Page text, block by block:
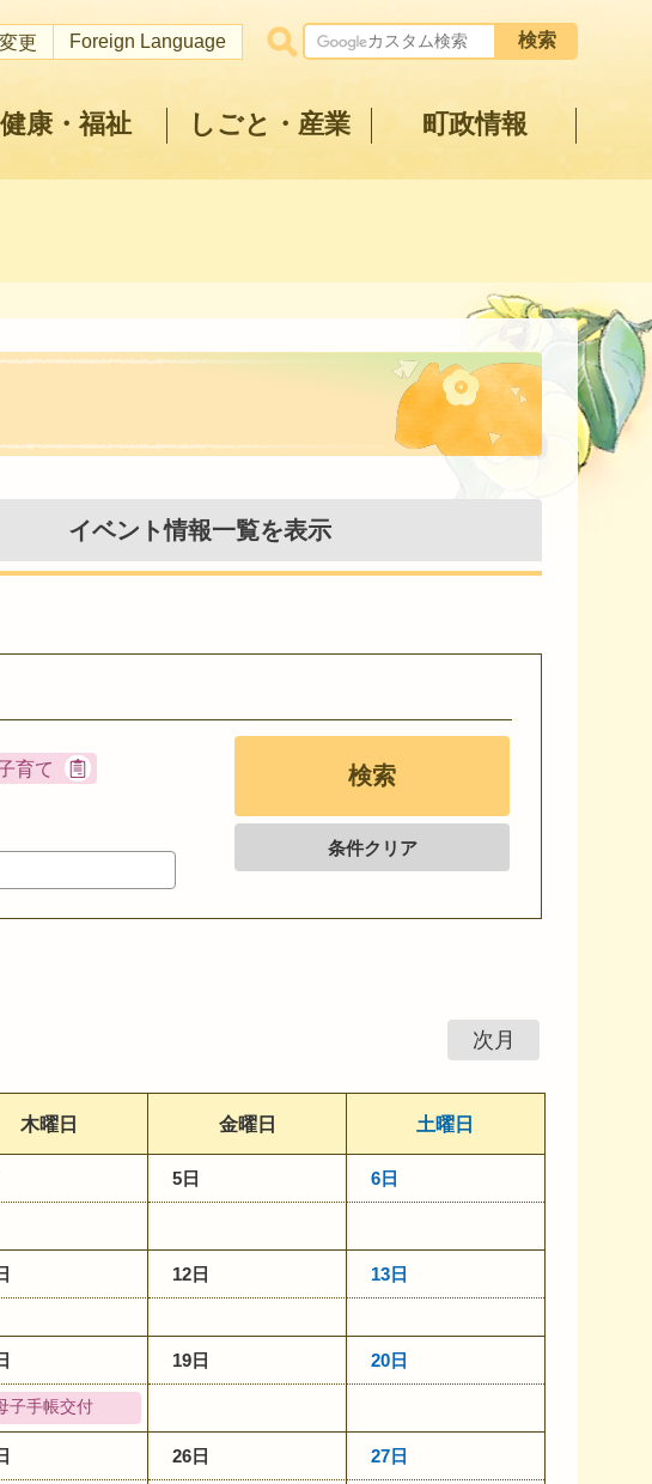
更 Foreign Language
健康・福祉 しごと・産業 町政情報
イベント情報一覧を表示
育て
条件クリア
次月
木曜日 金曜日 土曜日
5日 6日
12日 13日
19日 20日
子手帳交付
26日 27日